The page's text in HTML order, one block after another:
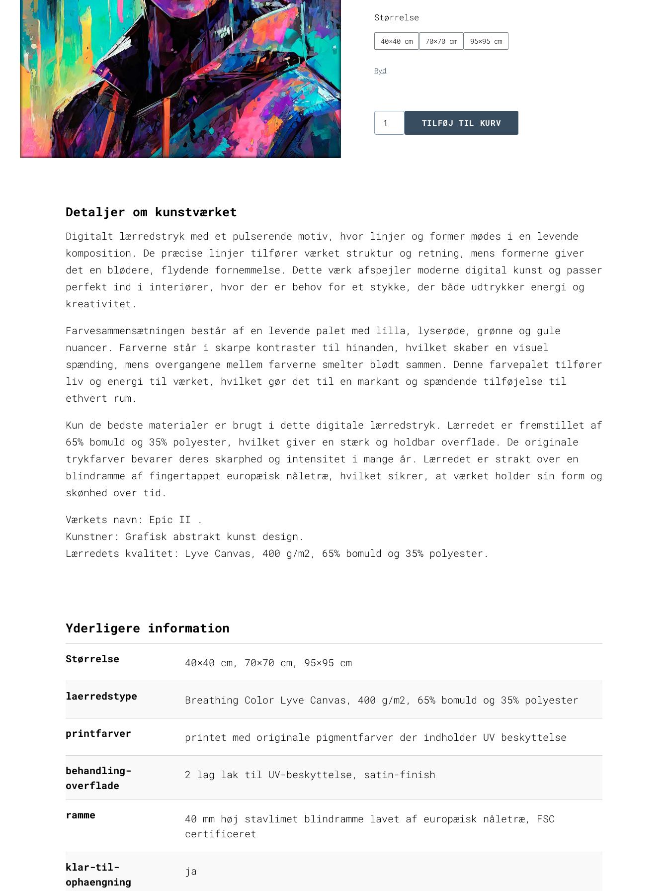
Størrelse
40×40 cm 70×70 cm 95×95 cm
Ryd
Digitalt
TILFØJ TIL KURV
Detaljer om kunstværket
Digitalt lærredstryk med et pulserende motiv, hvor linjer og former mødes i en levende
komposition. De præcise linjer tilfører værket struktur og retning, mens formerne giver
det en blødere, flydende fornemmelse. Dette værk afspejler moderne digital kunst og passer
perfekt ind i interiører, hvor der er behov for et stykke, der både udtrykker energi og
kreativitet.
Farvesammensætningen består af en levende palet med lilla, lyserøde, grønne og gule
nuancer. Farverne står i skarpe kontraster til hinanden, hvilket skaber en visuel
spænding, mens overgangene mellem farverne smelter blødt sammen. Denne farvepalet tilfører
liv og energi til værket, hvilket gør det til en markant og spændende tilføjelse til
ethvert rum.
Kun de bedste materialer er brugt i dette digitale lærredstryk. Lærredet er fremstillet af
65% bomuld og 35% polyester, hvilket giver en stærk og holdbar overflade. De originale
trykfarver bevarer deres skarphed og intensitet i mange år. Lærredet er strakt over en
blindramme af fingertappet europæisk nåletræ, hvilket sikrer, at værket holder sin form og
skønhed over tid.
Værkets navn: Epic II .
Kunstner: Grafisk abstrakt kunst design.
Lærredets kvalitet: Lyve Canvas, 400 g/m2, 65% bomuld og 35% polyester.
Yderligere information
Størrelse 40×40 cm, 70×70 cm, 95×95 cm
laerredstype Breathing Color Lyve Canvas, 400 g/m2, 65% bomuld og 35% polyester
printfarver printet med originale pigmentfarver der indholder UV beskyttelse
behandling-
overflade
2 lag lak til UV-beskyttelse, satin-finish
ramme
40 mm høj stavlimet blindramme lavet af europæisk nåletræ, FSC
certificeret
klar-til-
ophaengning
ja